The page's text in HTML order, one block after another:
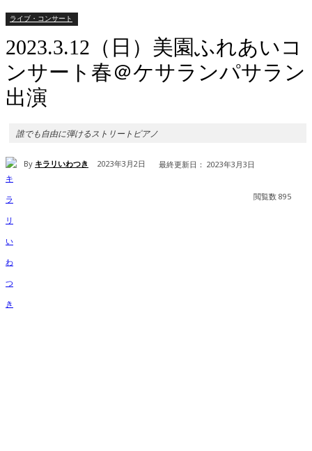
ライブ・コンサート
2023.3.12（日）美園ふれあいコ
ンサート春＠ケサランパサラン
出演
誰でも自由に弾けるストリートピアノ
By キラリいわつき 2023年3月2日 最終更新日： 2023年3月3日
閲覧数 895
WhatsApp